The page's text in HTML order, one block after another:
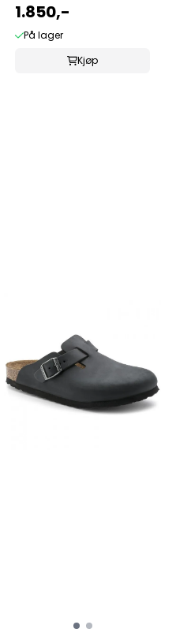
skinn normal ...
1.850,-
På lager
Kjøp